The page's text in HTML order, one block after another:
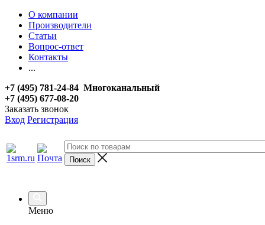
О компании
Производители
Статьи
Вопрос-ответ
Контакты
...
+7 (495) 781-24-84 Многоканальный
+7 (495) 677-08-20
Заказать звонок
Вход Регистрация
Меню